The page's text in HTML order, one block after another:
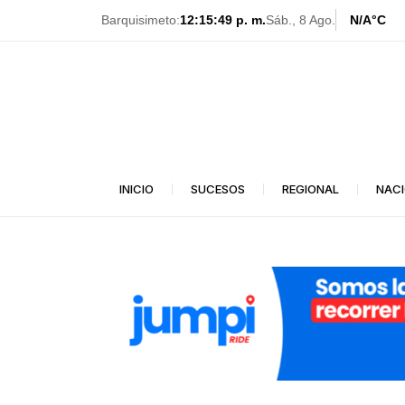
Barquisimeto:12:15:51 p. m.Sáb., 8 Ago. N/A°C
INICIO SUCESOS REGIONAL